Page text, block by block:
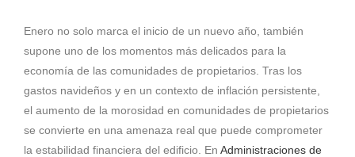
Enero no solo marca el inicio de un nuevo año, también
supone uno de los momentos más delicados para la
economía de las comunidades de propietarios. Tras los
gastos navideños y en un contexto de inflación persistente,
el aumento de la morosidad en comunidades de propietarios
se convierte en una amenaza real que puede comprometer
la estabilidad financiera del edificio. En Administraciones de